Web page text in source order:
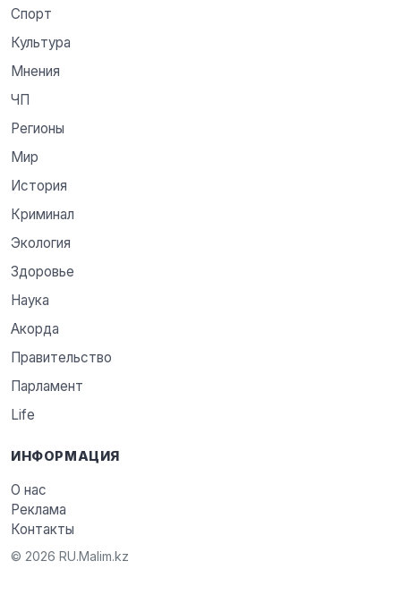
Спорт
Культура
Мнения
ЧП
Регионы
Мир
История
Криминал
Экология
Здоровье
Наука
Акорда
Правительство
Парламент
Life
ИНФОРМАЦИЯ
О нас
Реклама
Контакты
© 2026 RU.Malim.kz